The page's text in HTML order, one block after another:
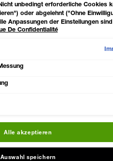
Wimpern in einen
Blickfang! Erreiche
und Schwung, die
Abblättern.
FOLIE
unbedingt erforderliche Cookies
oder abgelehnt ("Ohne
Anpassungen der Einstellungen
speichern"). Die Auswahl kann
De Confidentialité
Alle akzeptieren
Auswahl speichern